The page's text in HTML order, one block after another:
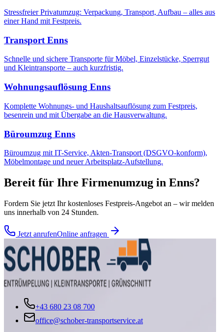
Stressfreier Privatumzug: Verpackung, Transport, Aufbau – alles aus
einer Hand mit Festpreis.
Transport Enns
Schnelle und sichere Transporte für Möbel, Einzelstücke, Sperrgut
und Kleintransporte – auch kurzfristig.
Wohnungsauflösung Enns
Komplette Wohnungs- und Haushaltsauflösung zum Festpreis,
besenrein und mit Übergabe an die Hausverwaltung.
Büroumzug Enns
Büroumzug mit IT-Service, Akten-Transport (DSGVO-konform),
Möbelmontage und neuer Arbeitsplatz-Aufstellung.
Bereit für Ihre Firmenumzug in Enns?
Fordern Sie jetzt Ihr kostenloses Festpreis-Angebot an – wir melden
uns innerhalb von 24 Stunden.
Jetzt anrufenOnline anfragen
+43 680 23 08 700
office@schober-transportservice.at